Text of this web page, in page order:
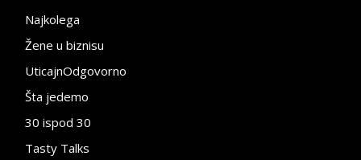
Najkolega
Žene u biznisu
UticajnOdgovorno
Šta jedemo
30 ispod 30
Tasty Talks